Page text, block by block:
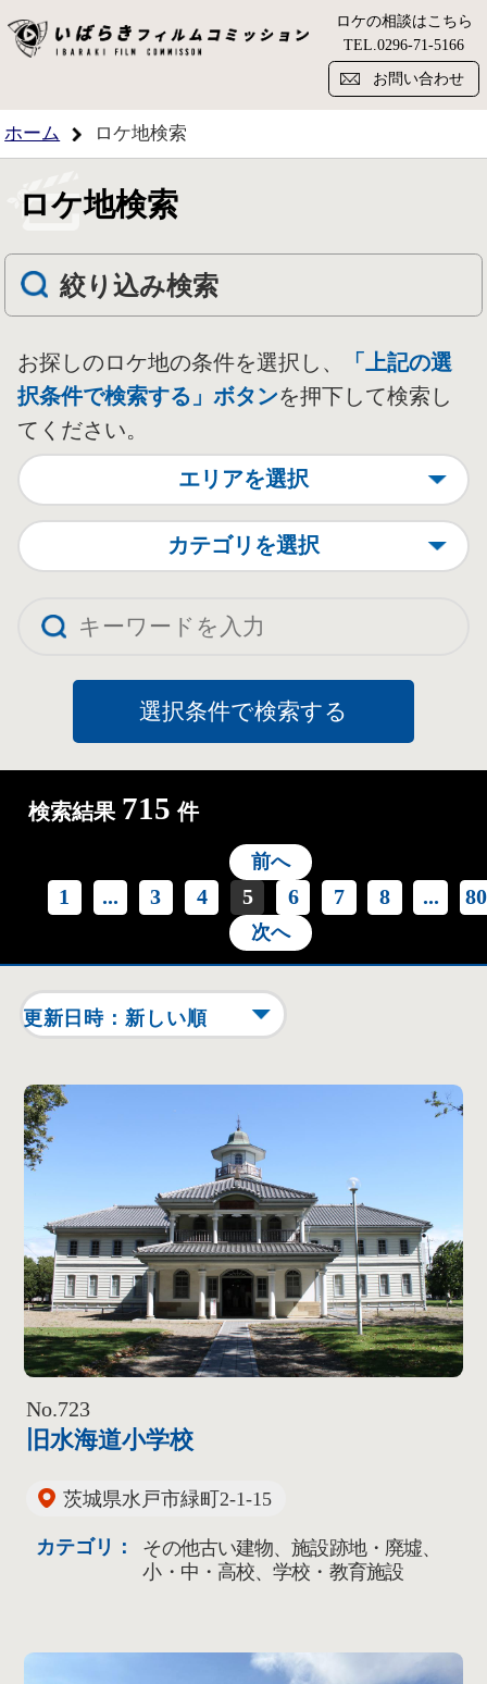
い
ロケの相談はこちら
TEL.0296-71-5166
お問い合わせ
ホーム ロケ地検索
ロケ地検索
絞り込み検索
お探しのロケ地の条件を選択し、
「上記の選
択条件で検索する」ボタンを押下して検索し
てください。
エリアを選択
カテゴリを選択
検索結果 715 件
前へ
1 ... 3 4 5 6 7 8 ... 80
次へ
No.723
旧水海道小学校
茨城県水戸市緑町2-1-15
カテゴリ：
その他古い建物、施設跡地・廃墟、
小・中・高校、学校・教育施設